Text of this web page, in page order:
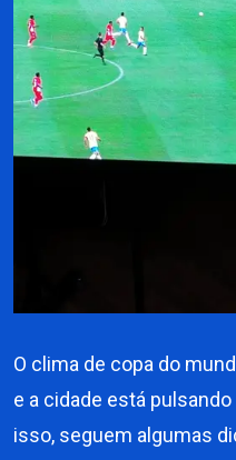
O clima de copa do
e a cidade está
isso, seguem algumas